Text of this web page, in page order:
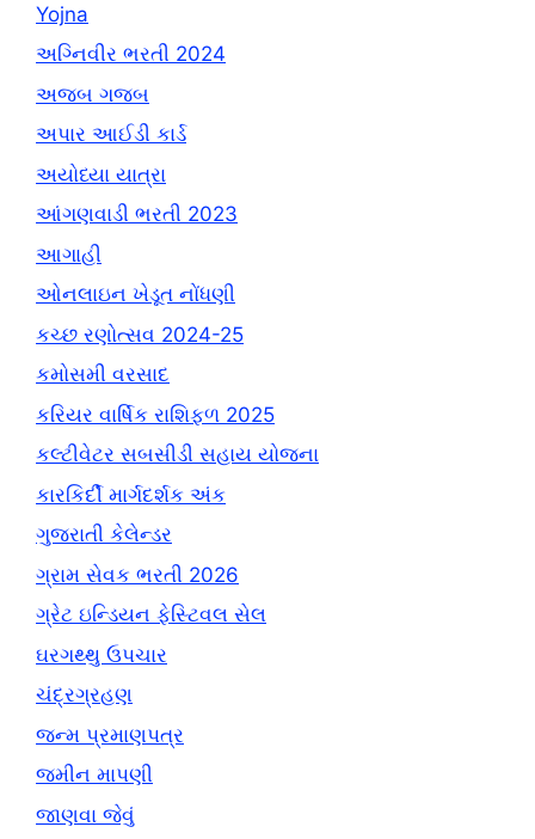
Yojna
અગ્નિવીર ભરતી 2024
અજબ ગજબ
અપાર આઈડી કાર્ડ
અયોધ્યા યાત્રા
આંગણવાડી ભરતી 2023
આગાહી
ઓનલાઇન ખેડૂત નોંધણી
કચ્છ રણોત્સવ 2024-25
કમોસમી વરસાદ
કરિયર વાર્ષિક રાશિફળ 2025
કલ્ટીવેટર સબસીડી સહાય યોજના
કારકિર્દી માર્ગદર્શક અંક
ગુજરાતી કેલેન્ડર
ગ્રામ સેવક ભરતી 2026
ગ્રેટ ઇન્ડિયન ફેસ્ટિવલ સેલ
ઘરગથ્થુ ઉપચાર
ચંદ્રગ્રહણ
જન્મ પ્રમાણપત્ર
જમીન માપણી
જાણવા જેવું